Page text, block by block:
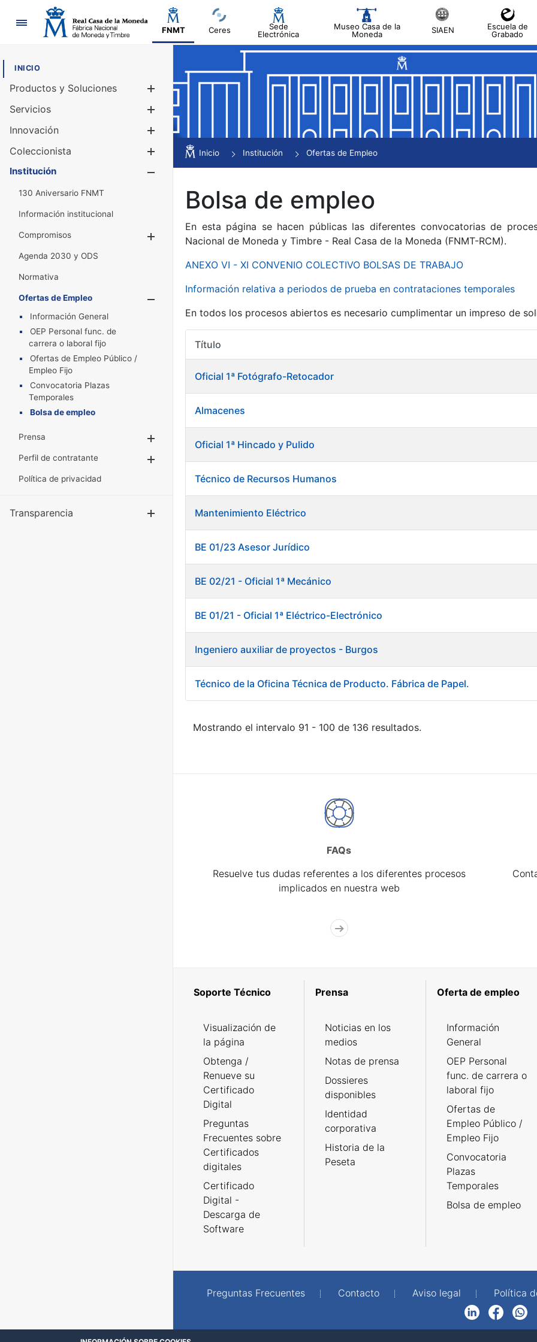
Navegación
FNMT Ceres
Sede
Electrónica
Museo Casa de la
Moneda
SIAEN
Escuela de
Grabado
INICIO
Productos y Soluciones
Mostrar/Ocultar
Servicios
Innovación
Coleccionista
Mostrar/Ocultar
Institución
130 Aniversario FNMT
Información institucional
Compromisos
Mostrar/Ocultar
Agenda 2030 y ODS
Normativa
Ofertas de Empleo
Información General
OEP Personal func. de
carrera o laboral fijo
Ofertas de Empleo Público /
Empleo Fijo
Convocatoria Plazas
Temporales
Bolsa de empleo
Prensa
Perfil de contratante
Política de privacidad
Transparencia Mostrar/Ocultar
Inicio Institución Ofertas de Empleo
Bolsa de empleo
En esta página se hacen públicas las diferentes convocatorias de
Nacional de Moneda y Timbre - Real Casa de la Moneda (FNMT-RCM).
ANEXO VI - XI CONVENIO COLECTIVO BOLSAS DE TRABAJO
Información relativa a periodos de prueba en contrataciones temporales
En todos los procesos abiertos es necesario cumplimentar un impreso de
Título
Oficial 1ª Fotógrafo-Retocador
Almacenes
Oficial 1ª Hincado y Pulido
Técnico de Recursos Humanos
Mantenimiento Eléctrico
BE 01/23 Asesor Jurídico
BE 02/21 - Oficial 1ª Mecánico
BE 01/21 - Oficial 1ª Eléctrico-Electrónico
Ingeniero auxiliar de proyectos - Burgos
Técnico de la Oficina Técnica de Producto. Fábrica de Papel.
Mostrando el intervalo 91 - 100 de 136 resultados.
FAQs
Resuelve tus dudas referentes a los diferentes procesos
implicados en nuestra web
Soporte Técnico
Visualización de
la página
Obtenga /
Renueve su
Certificado
Digital
Preguntas
Frecuentes sobre
Certificados
digitales
Certificado
Digital -
Descarga de
Software
Prensa
Noticias en los
medios
Notas de prensa
Dossieres
disponibles
Identidad
corporativa
Historia de la
Peseta
Oferta de empleo
Información
General
OEP Personal
func. de carrera o
laboral fijo
Ofertas de
Empleo Público /
Empleo Fijo
Convocatoria
Plazas
Temporales
Bolsa de empleo
Preguntas Frecuentes Contacto Aviso legal Política
FacebookWhatsApp